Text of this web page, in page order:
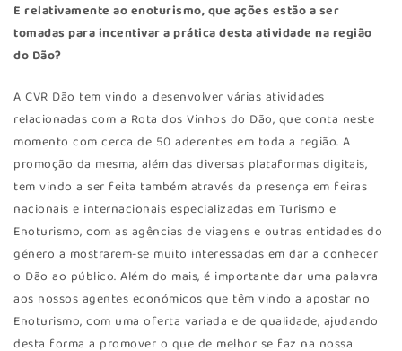
E relativamente ao enoturismo, que ações estão a ser
tomadas para incentivar a prática desta atividade na região
do Dão?
A CVR Dão tem vindo a desenvolver várias atividades
relacionadas com a Rota dos Vinhos do Dão, que conta neste
momento com cerca de 50 aderentes em toda a região. A
promoção da mesma, além das diversas plataformas digitais,
tem vindo a ser feita também através da presença em feiras
nacionais e internacionais especializadas em Turismo e
Enoturismo, com as agências de viagens e outras entidades do
género a mostrarem-se muito interessadas em dar a conhecer
o Dão ao público. Além do mais, é importante dar uma palavra
aos nossos agentes económicos que têm vindo a apostar no
Enoturismo, com uma oferta variada e de qualidade, ajudando
desta forma a promover o que de melhor se faz na nossa